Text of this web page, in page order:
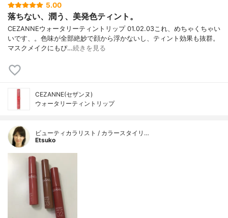
5.00
落ちない、潤う、美発色ティント。
CEZANNEウォータリーティントリップ 01.02.03これ、めちゃくちゃい
いです、。色味が全部絶妙で顔から浮かないし、ティント効果も抜群。
マスクメイクにもぴ…続きを見る
CEZANNE(セザンヌ)
ウォータリーティントリップ
ビューティカラリスト / カラースタイリ…
Etsuko